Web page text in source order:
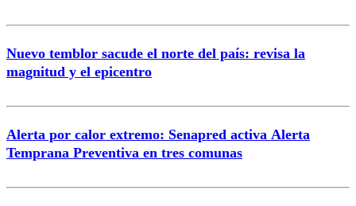
Nuevo temblor sacude el norte del país: revisa la
magnitud y el epicentro
Alerta por calor extremo: Senapred activa Alerta
Temprana Preventiva en tres comunas